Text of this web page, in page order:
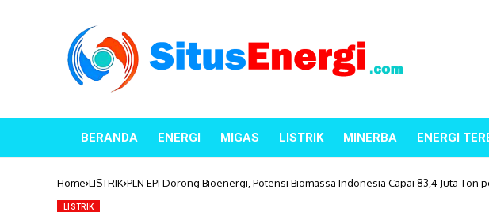
BERANDA ENERGI MIGAS LISTRIK MINERBA ENERGI
Home LISTRIK PLN EPI Dorong Bioenergi, Potensi Biomassa Indonesia Capai 83,4 Juta Ton
LISTRIK